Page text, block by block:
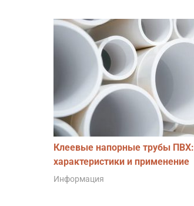
Клеевые напорные трубы ПВХ:
характеристики и применение
Информация